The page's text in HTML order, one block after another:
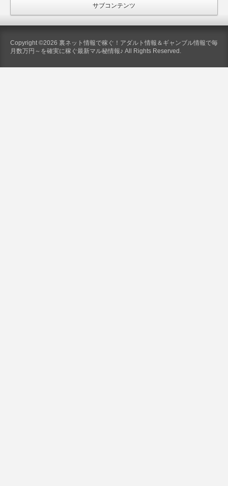
サブコンテンツ
Copyright ©2026 裏ネット情報で稼ぐ！アダルト情報＆ギャンブル情報で毎
月数万円～を確実に稼ぐ最新マル秘情報♪ All Rights Reserved.